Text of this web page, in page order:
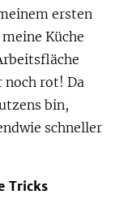
ersten
Küche
noch rot! Da
bin,
schneller
Tricks